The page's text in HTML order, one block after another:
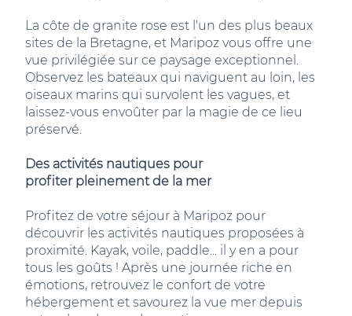
La côte de granite rose est l'un des plus beaux
sites de la Bretagne, et Maripoz vous offre une
vue privilégiée sur ce paysage exceptionnel.
Observez les bateaux qui naviguent au loin, les
oiseaux marins qui survolent les vagues, et
laissez-vous envoûter par la magie de ce lieu
préservé.
Des activités nautiques pour
profiter pleinement de la mer
Profitez de votre séjour à Maripoz pour
découvrir les activités nautiques proposées à
proximité. Kayak, voile, paddle... il y en a pour
tous les goûts ! Après une journée riche en
émotions, retrouvez le confort de votre
hébergement et savourez la vue mer depuis